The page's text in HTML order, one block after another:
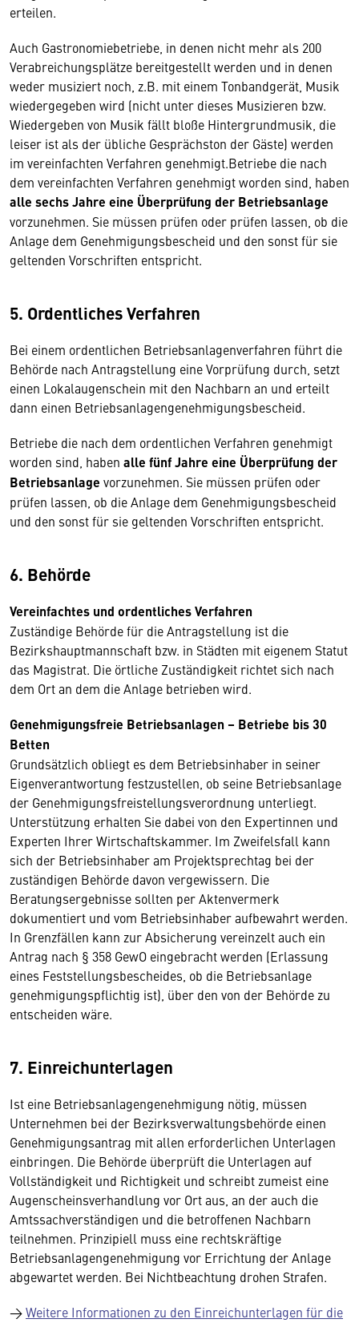
erteilen.
Auch Gastronomiebetriebe, in denen nicht mehr als 200
Verabreichungsplätze bereitgestellt werden und in denen
weder musiziert noch, z.B. mit einem Tonbandgerät, Musik
wiedergegeben wird (nicht unter dieses Musizieren bzw.
Wiedergeben von Musik fällt bloße Hintergrundmusik, die
leiser ist als der übliche Gesprächston der Gäste) werden
im vereinfachten Verfahren genehmigt.Betriebe die nach
dem vereinfachten Verfahren genehmigt worden sind, haben
alle sechs Jahre eine Überprüfung der Betriebsanlage
vorzunehmen. Sie müssen prüfen oder prüfen lassen, ob die
Anlage dem Genehmigungsbescheid und den sonst für sie
geltenden Vorschriften entspricht.
5. Ordentliches Verfahren
Bei einem ordentlichen Betriebsanlagenverfahren führt die
Behörde nach Antragstellung eine Vorprüfung durch, setzt
einen Lokalaugenschein mit den Nachbarn an und erteilt
dann einen Betriebsanlagengenehmigungsbescheid.
Betriebe die nach dem ordentlichen Verfahren genehmigt
worden sind, haben alle fünf Jahre eine Überprüfung der
Betriebsanlage vorzunehmen. Sie müssen prüfen oder
prüfen lassen, ob die Anlage dem Genehmigungsbescheid
und den sonst für sie geltenden Vorschriften entspricht.
6. Behörde
Vereinfachtes und ordentliches Verfahren
Zuständige Behörde für die Antragstellung ist die
Bezirkshauptmannschaft bzw. in Städten mit eigenem Statut
das Magistrat. Die örtliche Zuständigkeit richtet sich nach
dem Ort an dem die Anlage betrieben wird.
Genehmigungsfreie Betriebsanlagen – Betriebe bis 30
Betten
Grundsätzlich obliegt es dem Betriebsinhaber in seiner
Eigenverantwortung festzustellen, ob seine Betriebsanlage
der Genehmigungsfreistellungsverordnung unterliegt.
Unterstützung erhalten Sie dabei von den Expertinnen und
Experten Ihrer Wirtschaftskammer. Im Zweifelsfall kann
sich der Betriebsinhaber am Projektsprechtag bei der
zuständigen Behörde davon vergewissern. Die
Beratungsergebnisse sollten per Aktenvermerk
dokumentiert und vom Betriebsinhaber aufbewahrt werden.
In Grenzfällen kann zur Absicherung vereinzelt auch ein
Antrag nach § 358 GewO eingebracht werden (Erlassung
eines Feststellungsbescheides, ob die Betriebsanlage
genehmigungspflichtig ist), über den von der Behörde zu
entscheiden wäre.
7. Einreichunterlagen
Ist eine Betriebsanlagengenehmigung nötig, müssen
Unternehmen bei der Bezirksverwaltungsbehörde einen
Genehmigungsantrag mit allen erforderlichen Unterlagen
einbringen. Die Behörde überprüft die Unterlagen auf
Vollständigkeit und Richtigkeit und schreibt zumeist eine
Augenscheinsverhandlung vor Ort aus, an der auch die
Amtssachverständigen und die betroffenen Nachbarn
teilnehmen. Prinzipiell muss eine rechtskräftige
Betriebsanlagengenehmigung vor Errichtung der Anlage
abgewartet werden. Bei Nichtbeachtung drohen Strafen.
→Weitere Informationen zu den Einreichunterlagen für die